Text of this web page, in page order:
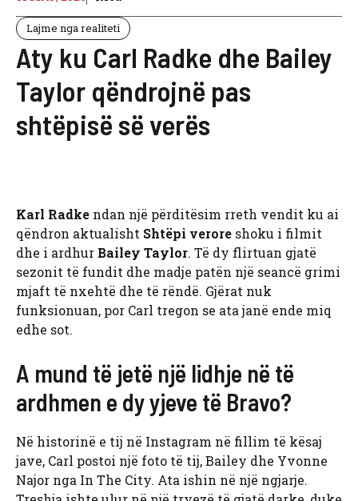
Lajme nga realiteti
Aty ku Carl Radke dhe Bailey
Taylor qëndrojnë pas
shtëpisë së verës
Karl Radke ndan një përditësim rreth vendit ku ai
qëndron aktualisht Shtëpi verore shoku i filmit
dhe i ardhur Bailey Taylor. Të dy flirtuan gjatë
sezonit të fundit dhe madje patën një seancë grimi
mjaft të nxehtë dhe të rëndë. Gjërat nuk
funksionuan, por Carl tregon se ata janë ende miq
edhe sot.
A mund të jetë një lidhje në të
ardhmen e dy yjeve të Bravo?
Në historinë e tij në Instagram në fillim të kësaj
jave, Carl postoi një foto të tij, Bailey dhe Yvonne
Najor nga In The City. Ata ishin në një ngjarje.